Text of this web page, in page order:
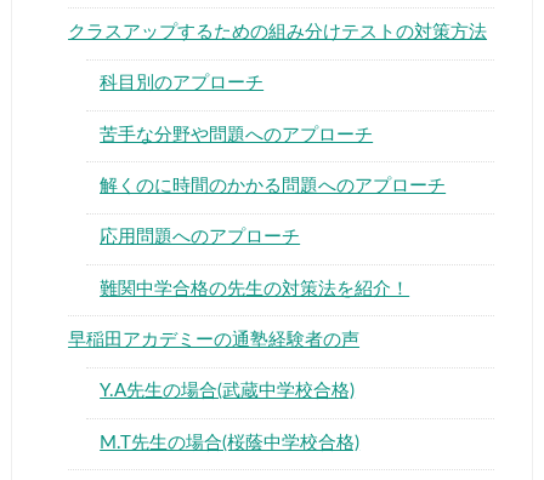
クラスアップするための組み分けテストの対策方法
科目別のアプローチ
苦手な分野や問題へのアプローチ
解くのに時間のかかる問題へのアプローチ
応用問題へのアプローチ
難関中学合格の先生の対策法を紹介！
早稲田アカデミーの通塾経験者の声
Y.A先生の場合(武蔵中学校合格)
M.T先生の場合(桜蔭中学校合格)